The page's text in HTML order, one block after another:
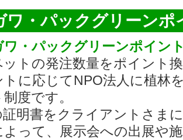
ワ・パックグリーンポ
ワ・パックグリーンポイン
ットの発注数量をポイント
トに応じてNPO法人に植林
度です。
証明書をクライアントさま
よって、展示会への出展や